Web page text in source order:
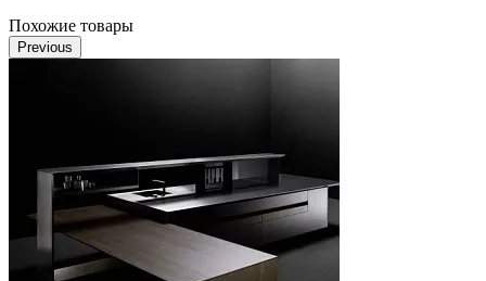
Похожие товары
Previous